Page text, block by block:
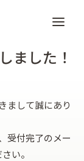
ました！
まして誠にあり
受付完了のメー
い。